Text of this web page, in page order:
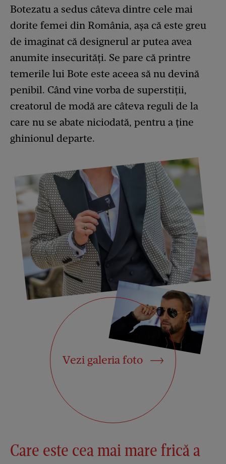
Botezatu a sedus câteva dintre cele mai
dorite femei din România, așa că este greu
de imaginat că designerul ar putea avea
anumite insecurități. Se pare că printre
temerile lui Bote este aceea să nu devină
penibil. Când vine vorba de superstiții,
creatorul de modă are câteva reguli de la
care nu se abate niciodată, pentru a ține
ghinionul departe.
Vezi galeria foto
Care este cea mai mare frică a